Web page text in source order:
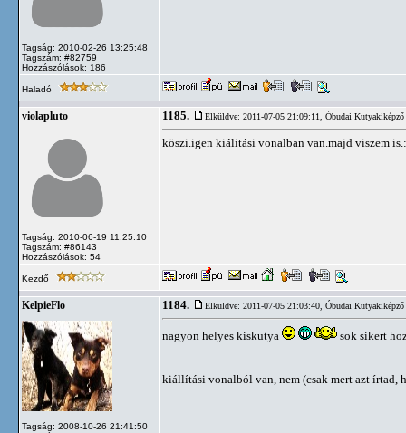
Tagság: 2010-02-26 13:25:48
Tagszám: #82759
Hozzászólások: 186
Haladó
violapluto
Tagság: 2010-06-19 11:25:10
Tagszám: #86143
Hozzászólások: 54
1185. Elküldve: 2011-07-05 21:09:11, Óbudai
köszi.igen kiálitási vonalban van.majd viszem
Kezdő
KelpieFlo
Tagság: 2008-10-26 21:41:50
1184. Elküldve: 2011-07-05 21:03:40, Óbudai
nagyon helyes kiskutya sok sikert
kiállítási vonalból van, nem (csak mert azt írtad,